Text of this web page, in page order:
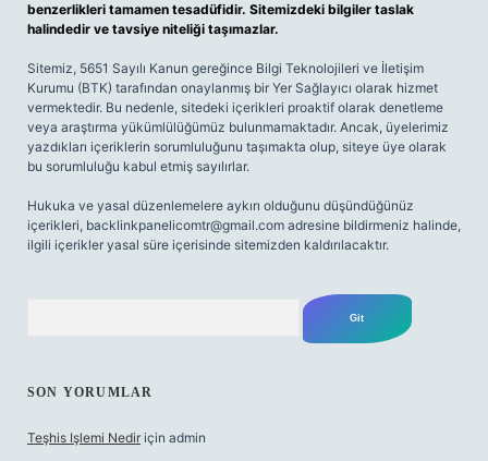
benzerlikleri tamamen tesadüfidir. Sitemizdeki bilgiler taslak
halindedir ve tavsiye niteliği taşımazlar.
Sitemiz, 5651 Sayılı Kanun gereğince Bilgi Teknolojileri ve İletişim
Kurumu (BTK) tarafından onaylanmış bir Yer Sağlayıcı olarak hizmet
vermektedir. Bu nedenle, sitedeki içerikleri proaktif olarak denetleme
veya araştırma yükümlülüğümüz bulunmamaktadır. Ancak, üyelerimiz
yazdıkları içeriklerin sorumluluğunu taşımakta olup, siteye üye olarak
bu sorumluluğu kabul etmiş sayılırlar.
Hukuka ve yasal düzenlemelere aykırı olduğunu düşündüğünüz
içerikleri, backlinkpanelicomtr@gmail.com adresine bildirmeniz halinde,
ilgili içerikler yasal süre içerisinde sitemizden kaldırılacaktır.
SON YORUMLAR
Teşhis Işlemi Nedir için admin